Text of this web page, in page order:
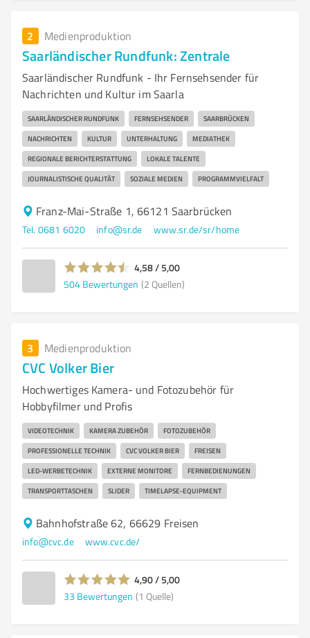
2 Medienproduktion
Saarländischer Rundfunk: Zentrale
Saarländischer Rundfunk - Ihr Fernsehsender für
Nachrichten und Kultur im Saarla
SAARLÄNDISCHER RUNDFUNK FERNSEHSENDER SAARBRÜCKEN
NACHRICHTEN KULTUR UNTERHALTUNG MEDIATHEK
REGIONALE BERICHTERSTATTUNG LOKALE TALENTE
JOURNALISTISCHE QUALITÄT SOZIALE MEDIEN PROGRAMMVIELFALT
Franz-Mai-Straße 1, 66121 Saarbrücken
Tel. 0681 6020 info@sr.de www.sr.de/sr/home
4,58 / 5,00
504 Bewertungen (2 Quellen)
3 Medienproduktion
CVC Volker Bier
Hochwertiges Kamera- und Fotozubehör für
Hobbyfilmer und Profis
VIDEOTECHNIK KAMERA ZUBEHÖR FOTOZUBEHÖR
PROFESSIONELLE TECHNIK CVC VOLKER BIER FREISEN
LED-WERBETECHNIK EXTERNE MONITORE FERNBEDIENUNGEN
TRANSPORTTASCHEN SLIDER TIMELAPSE-EQUIPMENT
Bahnhofstraße 62, 66629 Freisen
info@cvc.de www.cvc.de/
4,90 / 5,00
33 Bewertungen (1 Quelle)